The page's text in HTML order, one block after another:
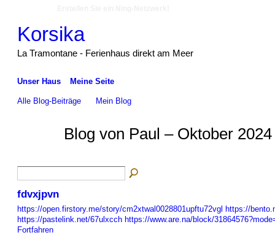
Korsika
La Tramontane - Ferienhaus direkt am Meer
Unser Haus Meine Seite
Alle Blog-Beiträge Mein Blog
Blog von Paul – Oktober
fdvxjpvn
https://open.firstory.me/story/cm2xtwal0028801upftu72vgl https://
https://pastelink.net/67ulxcch https://www.are.na/block/
Fortfahren